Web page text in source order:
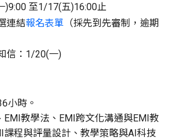
)9:00 至1/17(五)16:00止
連結報名表單 （採先到先審制，逾期
信：1/20(一)
小時。
教學法、EMI跨文化溝通與EMI教
課程與評量設計、教學策略與AI科技